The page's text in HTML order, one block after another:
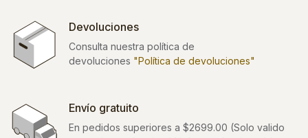
Devoluciones
Consulta nuestra política de
devoluciones "Política de devoluciones"
Envío gratuito
En pedidos superiores a $2699.00 (Solo valido